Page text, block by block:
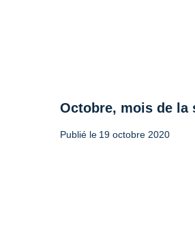
Octobre, mois de la
Publié le 19 octobre 2020